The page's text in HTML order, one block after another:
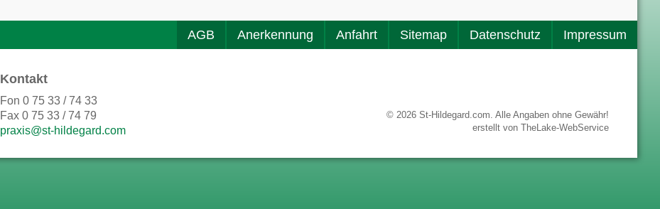
AGB Anerkennung Anfahrt Sitemap Datenschutz Impressum
Kontakt
Fon 0 75 33 / 74 33
Fax 0 75 33 / 74 79
praxis@st-hildegard.com
© 2026 St-Hildegard.com. Alle Angaben ohne Gewähr!
erstellt von TheLake-WebService